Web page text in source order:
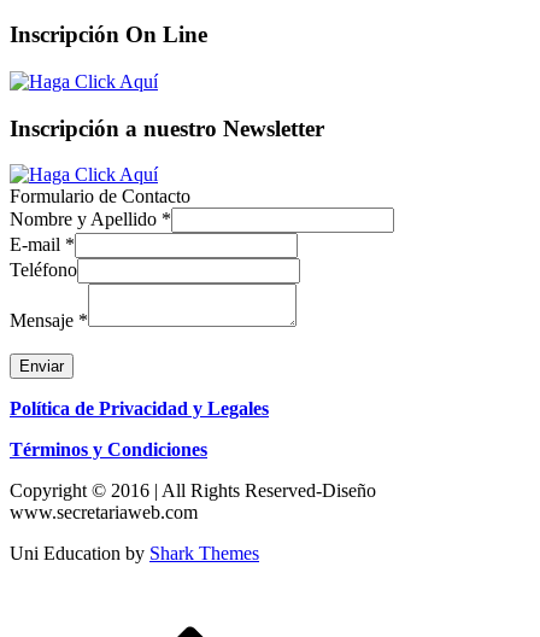
Inscripción On Line
Inscripción a nuestro Newsletter
Formulario de Contacto
Nombre y Apellido *
E-mail *
Teléfono
Mensaje *
Enviar
Política de Privacidad y Legales
Términos y Condiciones
Copyright © 2016 | All Rights Reserved-Diseño
www.secretariaweb.com
Uni Education by Shark Themes